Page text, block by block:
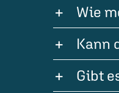
Wie
Kann
Gibt